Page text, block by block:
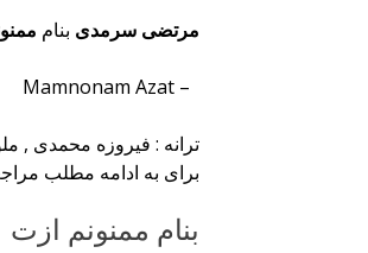
مرتضی سرمدی بنام
– Mamnonam Azat
ترانه : فیروزه محمدی ,
برای به ادامه مطلب
بنام ممنونم ازت